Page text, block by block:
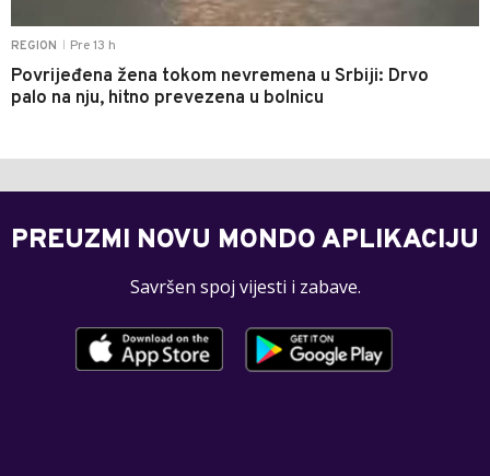
REGION Pre 13 h
Povrijeđena žena tokom nevremena u Srbiji: Drvo
palo na nju, hitno prevezena u bolnicu
PREUZMI NOVU MONDO APLIKACIJU
Savršen spoj vijesti i zabave.